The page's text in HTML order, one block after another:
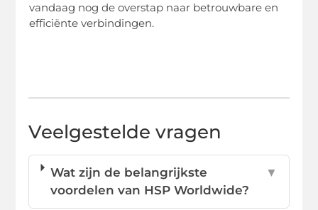
vandaag nog de overstap naar betrouwbare en
efficiënte verbindingen.
Veelgestelde vragen
Wat zijn de belangrijkste
voordelen van HSP Worldwide?
▼